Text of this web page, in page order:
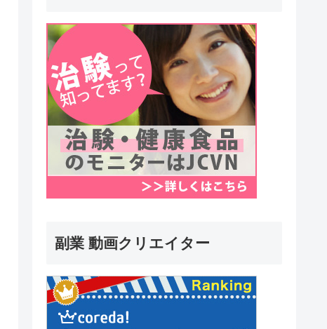
副業 動画クリエイター